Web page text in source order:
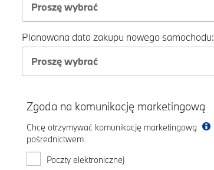
Proszę wybrać
Planowana data zakupu nowego samochodu:
Proszę wybrać
Zgoda na komunikację marketingową
Chcę otrzymywać komunikację marketingową
pośrednictwem
Poczty elektronicznej